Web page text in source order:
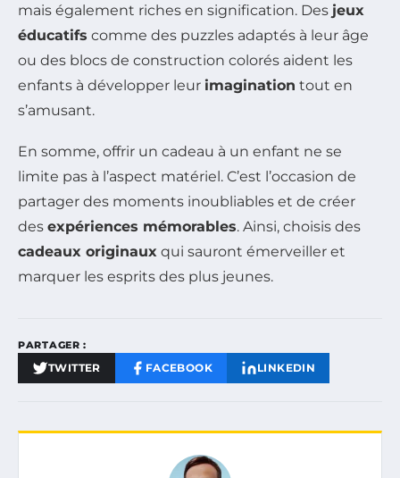
mais également riches en signification. Des jeux
éducatifs comme des puzzles adaptés à leur âge
ou des blocs de construction colorés aident les
enfants à développer leur imagination tout en
s’amusant.
En somme, offrir un cadeau à un enfant ne se
limite pas à l’aspect matériel. C’est l’occasion de
partager des moments inoubliables et de créer
des expériences mémorables. Ainsi, choisis des
cadeaux originaux qui sauront émerveiller et
marquer les esprits des plus jeunes.
PARTAGER :
TWITTER FACEBOOK LINKEDIN